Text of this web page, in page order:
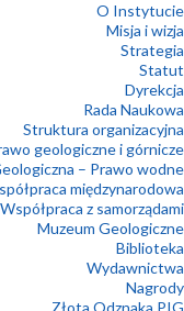
O Instytucie
Misja i wizja
Strategia
Statut
Dyrekcja
Rada Naukowa
Struktura organizacyjna
geologiczne i górnicze
– Prawo wodne
międzynarodowa
Współpraca z samorządami
Muzeum Geologiczne
Biblioteka
Wydawnictwa
Nagrody